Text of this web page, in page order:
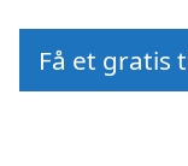
Få et gratis